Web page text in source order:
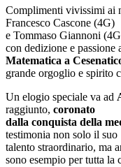
Complimenti vivissimi ai
Francesco Cascone (4G)
e Tommaso Giannoni
con dedizione e passione
Matematica a
grande orgoglio e spirito
Un elogio speciale va ad
raggiunto, coronato
dalla conquista della
testimonia non solo il suo
talento straordinario, ma
sono esempio per tutta la